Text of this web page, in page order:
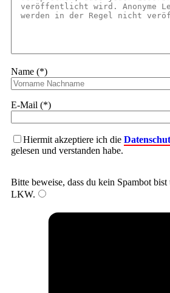
Name (*)
E-Mail (*)
Hiermit akzeptiere ich die
gelesen und verstanden habe.
Bitte beweise, dass du kein Spambot
LKW.